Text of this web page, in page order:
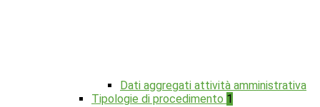
Dati aggregati attività amministrativa
Tipologie di procedimento 1